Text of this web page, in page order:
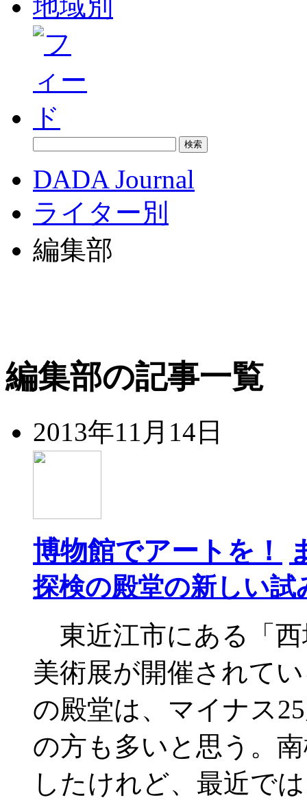
地域別
DADA Journal
ライター別
編集部
編集部の記事一覧
2013年11月14日
博物館でアートを！
探検の殿堂の新しい試
東近江市にある「西
美術展が開催されて
の殿堂は、マイナス
の方も多いと思う。
したけれど、最近で